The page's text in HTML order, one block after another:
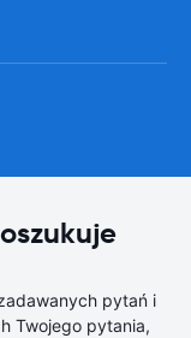
pytań i
Twojego pytania,